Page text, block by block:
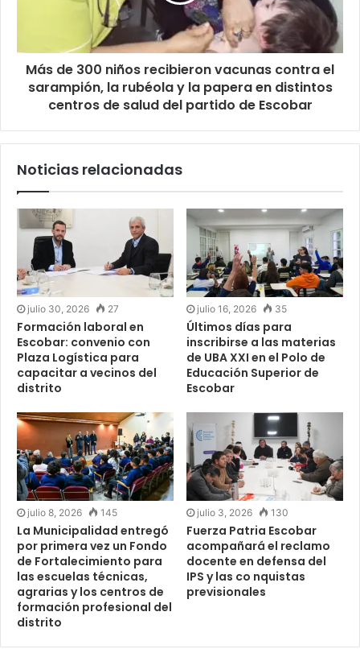
Más de 300 niños recibieron vacunas contra el
sarampión, la rubéola y la papera en distintos
centros de salud del partido de Escobar
Noticias relacionadas
julio 30, 2026 27
Formación laboral en
Escobar: convenio con
Plaza Logística para
capacitar a vecinos del
distrito
julio 16, 2026 35
Últimos días para
inscribirse a las materias
de UBA XXI en el Polo de
Educación Superior de
Escobar
julio 8, 2026 145
La Municipalidad entregó
por primera vez un Fondo
de Fortalecimiento para
las escuelas técnicas,
agrarias y los centros de
formación profesional del
distrito
julio 3, 2026 130
Fuerza Patria Escobar
acompañará el reclamo
docente en defensa del
IPS y las co nquistas
previsionales